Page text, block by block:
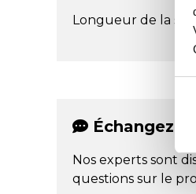
Longueur de la
Échangez
Nos experts sont
questions sur le